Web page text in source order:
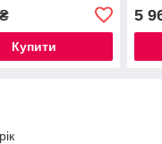
Купити
5